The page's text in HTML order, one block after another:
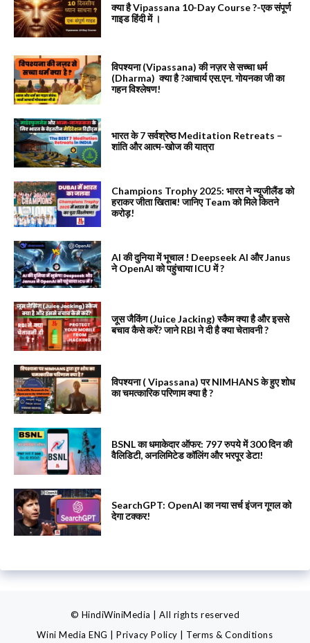
क्या है Vipassana 10-Day Course ?-एक संपूर्ण
गाइड हिंदी में ।
विपश्यना (Vipassana) की नज़र से सच्चा धर्म
(Dharma) क्या है ?आचार्य एस.एन. गोयनका जी का
गहन विश्लेषण!
भारत के 7 सर्वश्रेष्ठ Meditation Retreats –
शांति और आत्म-खोज की यात्रा
Champions Trophy 2025: भारत ने न्यूजीलैंड को
हराकर जीता खिताब! जानिए Team को मिले कितने
करोड़!
AI की दुनिया में भूचाल ! Deepseek AI और Janus
ने OpenAI को पहुंचाया ICU में ?
जूस जैकिंग (Juice Jacking) स्कैम क्या है और इससे
बचाव कैसे करें? जाने RBI ने दी है क्या चेतावनी ?
विपश्यना ( Vipassana) पर NIMHANS के हुए शोध
का चमत्कारिक परिणाम क्या है ?
BSNL का धमाकेदार ऑफर: 797 रुपये में 300 दिन की
वैलिडिटी, अनलिमिटेड कॉलिंग और भरपूर डेटा!
SearchGPT: OpenAI का नया सर्च इंजन गूगल को
देगा टक्कर!
© HindiWiniMedia | All rights reserved
Wini Media ENG
|Privacy Policy
Terms & Conditions